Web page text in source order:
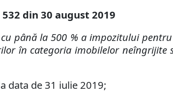
532 din 30 august 2019
până la 500 % a impozitului
în categoria imobilelor neîngrijite
data de 31 iulie 2019;